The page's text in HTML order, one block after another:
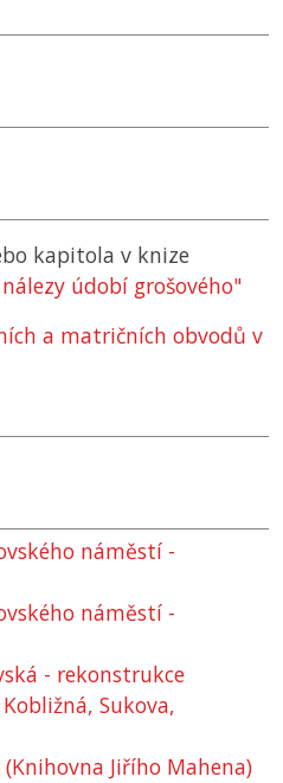
kapitola v knize
údobí grošového"
a matričních obvodů v
náměstí -
náměstí -
- rekonstrukce
Sukova,
Jiřího Mahena)